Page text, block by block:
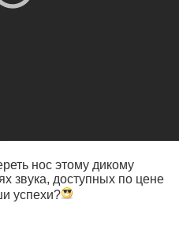
нос этому дикому
звука, доступных по цене
успехи?